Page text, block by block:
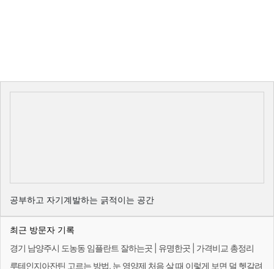
공부하고 자기계발하는 긁적이는 공간
최근 방문자 기록
경기 남양주시 도농동 임플란트 잘하는곳 | 유명한곳 | 가격비교 총정리
루테인지아잔틴 고르는 방법, 눈 영양제 처음 살 때 이렇게 보면 덜 헷갈려